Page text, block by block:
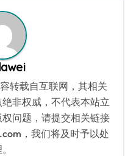
转载自互联网，其相关
非权威，不代表本站立
问题，请提交相关链接
，我们将及时予以处